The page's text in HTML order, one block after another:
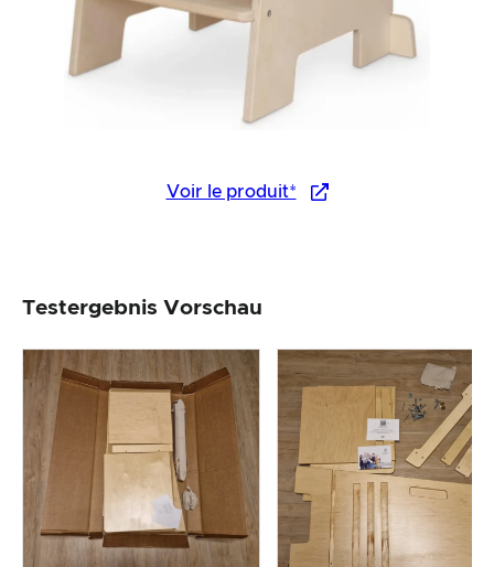
Voir le produit*
Testergebnis Vorschau